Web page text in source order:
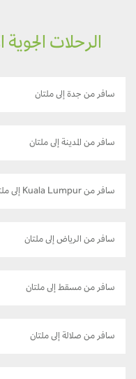
الرحلات الجوية
سافر من جدة إلى ملتان
سافر من المدينة إلى ملتان
سافر من Kuala Lumpur إلى ملتان
سافر من الرياض إلى ملتان
سافر من مسقط إلى ملتان
سافر من صلالة إلى ملتان